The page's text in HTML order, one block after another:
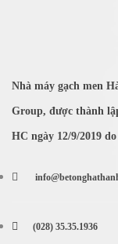
Nhà máy gạch men
Group, được thành
HC ngày 12/9/2019
(028) 35.35.1936